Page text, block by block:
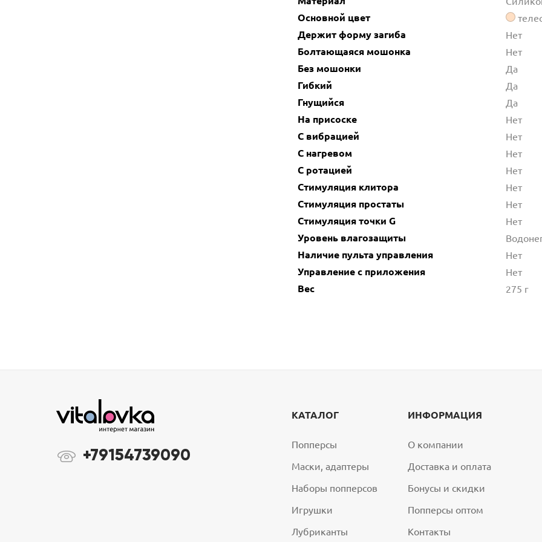
Основной цвет
Держит форму загиба Нет
Болтающаяся мошонка Нет
Без мошонки Да
Гибкий Да
Гнущийся Да
На присоске Нет
С вибрацией Нет
С нагревом Нет
С ротацией Нет
Стимуляция клитора Нет
Стимуляция простаты Нет
Стимуляция точки G Нет
Уровень влагозащиты
Наличие пульта управления Нет
Управление с приложения Нет
Вес 275 г
+79154739090
КАТАЛОГ
Попперсы
Маски, адаптеры
Наборы попперсов
Игрушки
Лубриканты
ИНФОРМАЦИЯ
О компании
Доставка и оплата
Бонусы и скидки
Попперсы оптом
Контакты